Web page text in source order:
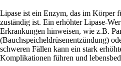
Lipase ist ein Enzym, das im Körper
zuständig ist. Ein erhöhter Lipase-
Erkrankungen hinweisen, wie z.B.
(Bauchspeicheldrüsenentzündung)
schweren Fällen kann ein stark
Komplikationen führen und